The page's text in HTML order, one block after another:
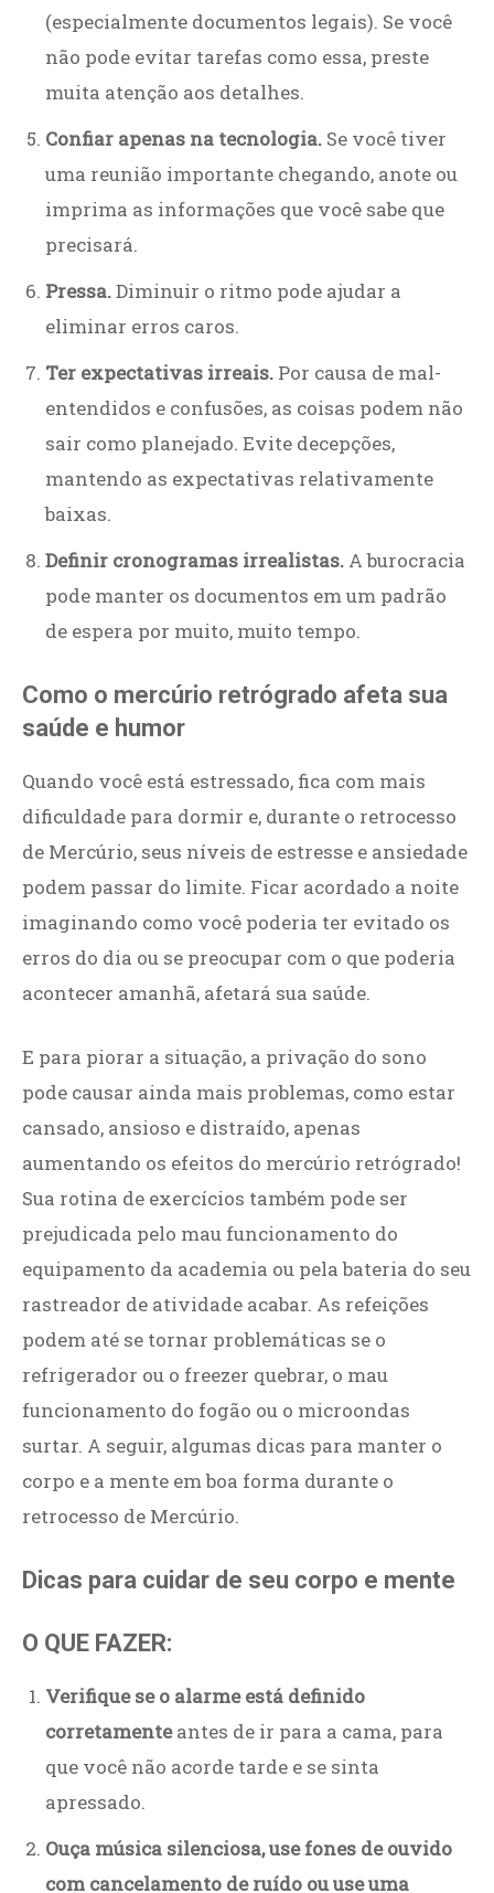
(especialmente documentos legais). Se você
não pode evitar tarefas como essa, preste
muita atenção aos detalhes.
Confiar apenas na tecnologia. Se você tiver
uma reunião importante chegando, anote ou
imprima as informações que você sabe que
precisará.
Pressa.Diminuir o ritmo pode ajudar a
eliminar erros caros.
Ter expectativas irreais. Por causa de mal-
entendidos e confusões, as coisas podem não
sair como planejado. Evite decepções,
mantendo as expectativas relativamente
baixas.
Definir cronogramas irrealistas. A burocracia
pode manter os documentos em um padrão
de espera por muito, muito tempo.
Como o mercúrio retrógrado afeta sua
saúde e humor
Quando você está estressado, fica com mais
dificuldade para dormir e, durante o retrocesso
de Mercúrio, seus níveis de estresse e ansiedade
podem passar do limite. Ficar acordado a noite
imaginando como você poderia ter evitado os
erros do dia ou se preocupar com o que poderia
acontecer amanhã, afetará sua saúde.
E para piorar a situação, a privação do sono
pode causar ainda mais problemas, como estar
cansado, ansioso e distraído, apenas
aumentando os efeitos do mercúrio retrógrado!
Sua rotina de exercícios também pode ser
prejudicada pelo mau funcionamento do
equipamento da academia ou pela bateria do seu
rastreador de atividade acabar. As refeições
podem até se tornar problemáticas se o
refrigerador ou o freezer quebrar, o mau
funcionamento do fogão ou o microondas
surtar. A seguir, algumas dicas para manter o
corpo e a mente em boa forma durante o
retrocesso de Mercúrio.
Dicas para cuidar de seu corpo e mente
O QUE FAZER:
Verifique se o alarme está definido
corretamenteantes de ir para a cama, para
que você não acorde tarde e se sinta
apressado.
Ouça música silenciosa, use fones de ouvido
com cancelamento de ruído ou use uma